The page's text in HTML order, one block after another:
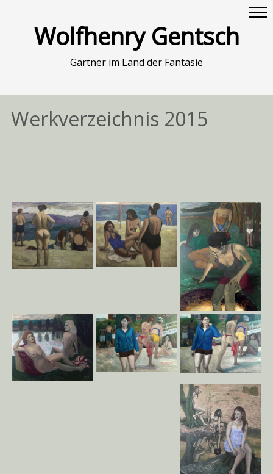
Wolfhenry Gentsch
Gärtner im Land der Fantasie
Werkverzeichnis 2015